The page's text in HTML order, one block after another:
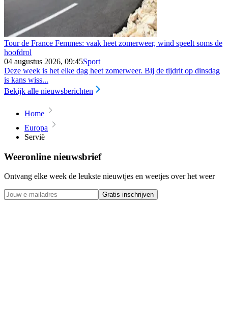
Tour de France Femmes: vaak heet zomerweer, wind speelt soms de
hoofdrol
04 augustus 2026, 09:45Sport
Deze week is het elke dag heet zomerweer. Bij de tijdrit op dinsdag
is kans wiss...
Bekijk alle nieuwsberichten
Home
Europa
Servië
Weeronline nieuwsbrief
Ontvang elke week de leukste nieuwtjes en weetjes over het weer
Gratis inschrijven